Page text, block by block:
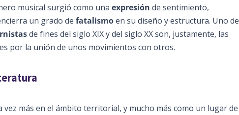
musical surgió como una expresión de sentimiento,
un grado de fatalismoen su diseño y estructura. Uno de
de fines del siglo XIX y del siglo XX son, justamente, las
por la unión de unos movimientos con otros.
más en el ámbito territorial, y mucho más como un lugar de